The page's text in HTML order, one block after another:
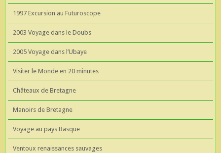
1997 Excursion au Futuroscope
2003 Voyage dans le Doubs
2005 Voyage dans l’Ubaye
Visiter le Monde en 20 minutes
Châteaux de Bretagne
Manoirs de Bretagne
Voyage au pays Basque
Ventoux renaissances sauvages